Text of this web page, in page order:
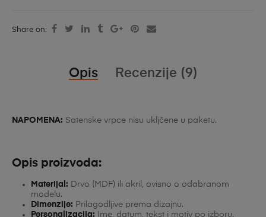
Share on:
Opis Recenzije (9)
NAPOMENA: Satenske vrpce nisu ukljčene u paketu.
Opis proizvoda:
Materijal: Drvo (MDF) ili akril, ovisno o odabranom
modelu.
Dimenzije: Prilagodljive prema dizajnu.
Personalizacija: Ime, datum, tekst i motiv po izboru.